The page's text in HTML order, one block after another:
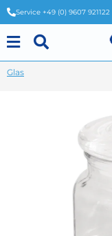
Service +49 (0) 9607 921122
Glas